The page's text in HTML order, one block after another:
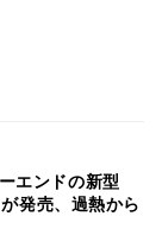
エンドの新型
発売、過熱から